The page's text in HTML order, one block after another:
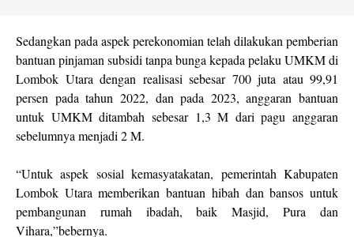
Sedangkan pada aspek perekonomian telah dilakukan pemberian
bantuan pinjaman subsidi tanpa bunga kepada pelaku UMKM di
Lombok Utara dengan realisasi sebesar 700 juta atau 99,91
persen pada tahun 2022, dan pada 2023, anggaran bantuan
untuk UMKM ditambah sebesar 1,3 M dari pagu anggaran
sebelumnya menjadi 2 M.
“Untuk aspek sosial kemasyatakatan, pemerintah Kabupaten
Lombok Utara memberikan bantuan hibah dan bansos untuk
pembangunan rumah ibadah, baik Masjid, Pura dan
Vihara,”bebernya.